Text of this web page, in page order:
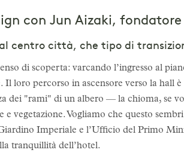
con Jun Aizaki, fondatore
centro città, che tipo di
di scoperta: varcando l’ingresso al
Il loro percorso in ascensore verso la hall
dei "rami" di un albero — la chioma, se
e vegetazione. Vogliamo che questo
Imperiale e l’Ufficio del Primo
tranquillità dell’hotel.